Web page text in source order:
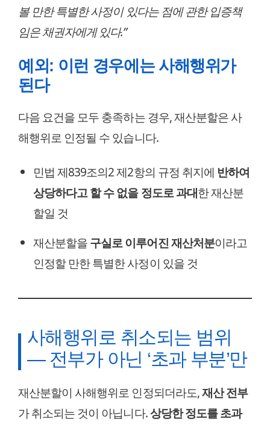
볼 만한 특별한 사정이 있다는 점에 관한 입증책
임은 채권자에게 있다.”
예외: 이런 경우에는 사해행위가
된다
다음 요건을 모두 충족하는 경우, 재산분할은 사
해행위로 인정될 수 있습니다.
민법 제839조의2 제2항의 규정 취지에 반하여
상당하다고 할 수 없을 정도로 과대한 재산분
할일 것
재산분할을구실로 이루어진 재산처분이라고
인정할 만한 특별한 사정이 있을 것
사해행위로 취소되는 범위
— 전부가 아닌 ‘초과 부분’만
재산분할이 사해행위로 인정되더라도,재산 전부
가 취소되는 것이 아닙니다.상당한 정도를 초과